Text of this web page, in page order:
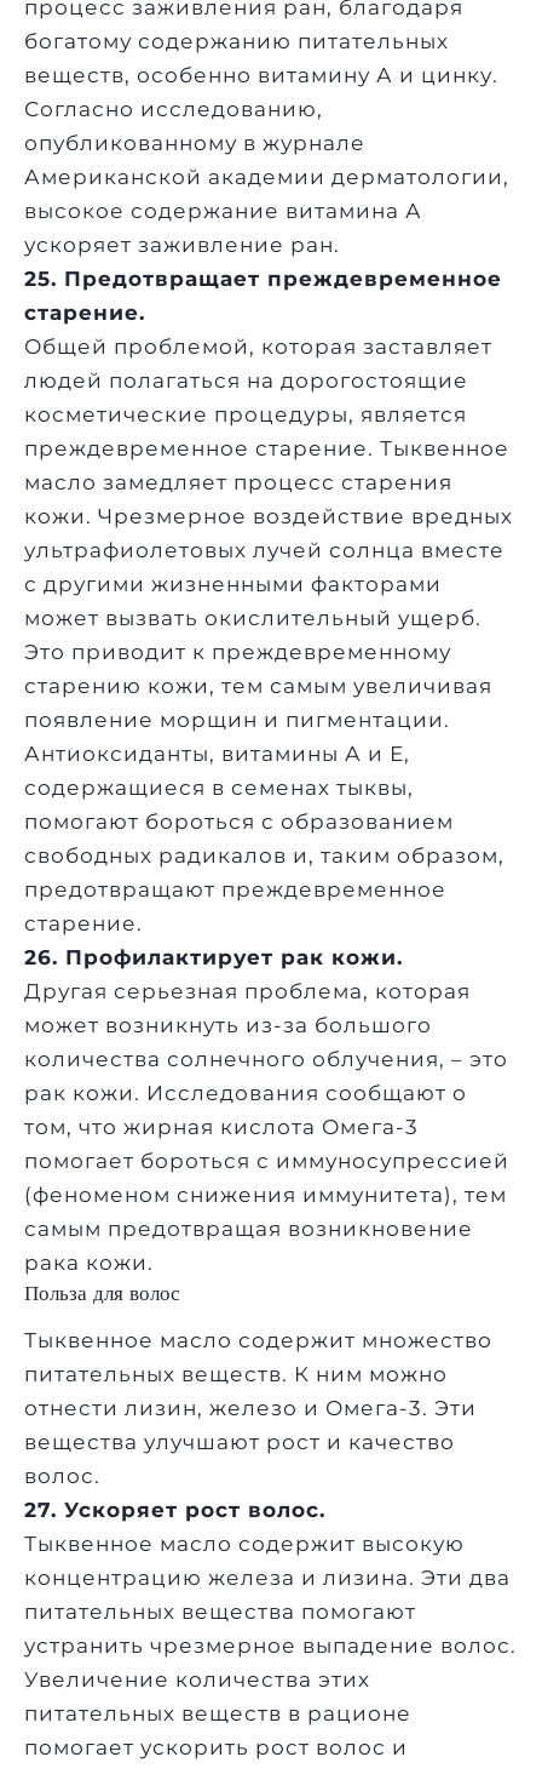
процесс заживления ран, благодаря
богатому содержанию питательных
веществ, особенно витамину А и цинку.
Согласно исследованию,
опубликованному в журнале
Американской академии дерматологии,
высокое содержание витамина А
ускоряет заживление ран.
25. Предотвращает преждевременное
старение.
Общей проблемой, которая заставляет
людей полагаться на дорогостоящие
косметические процедуры, является
преждевременное старение. Тыквенное
масло замедляет процесс старения
кожи. Чрезмерное воздействие вредных
ультрафиолетовых лучей солнца вместе
с другими жизненными факторами
может вызвать окислительный ущерб.
Это приводит к преждевременному
старению кожи, тем самым увеличивая
появление морщин и пигментации.
Антиоксиданты, витамины А и Е,
содержащиеся в семенах тыквы,
помогают бороться с образованием
свободных радикалов и, таким образом,
предотвращают преждевременное
старение.
26. Профилактирует рак кожи.
Другая серьезная проблема, которая
может возникнуть из-за большого
количества солнечного облучения, – это
рак кожи. Исследования сообщают о
том, что жирная кислота Омега-3
помогает бороться с иммуносупрессией
(феноменом снижения иммунитета), тем
самым предотвращая возникновение
рака кожи.
Польза для волос
Тыквенное масло содержит множество
питательных веществ. К ним можно
отнести лизин, железо и Омега-3. Эти
вещества улучшают рост и качество
волос.
27. Ускоряет рост волос.
Тыквенное масло содержит высокую
концентрацию железа и лизина. Эти два
питательных вещества помогают
устранить чрезмерное выпадение волос.
Увеличение количества этих
питательных веществ в рационе
помогает ускорить рост волос и